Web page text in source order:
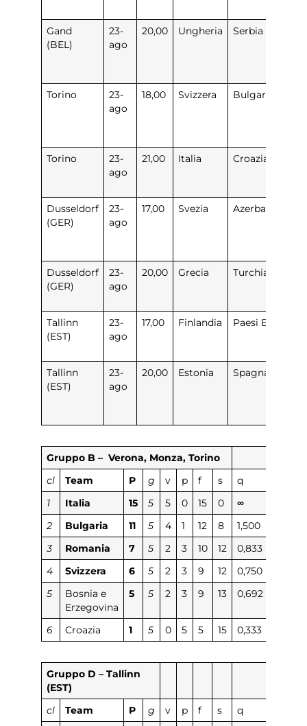
Gand
(BEL)
23-
ago
20,00 Ungheria Serbia
Torino
23-
ago
18,00 Svizzera Bulgaria
Torino
23-
ago
21,00 Italia Croazia
Dusseldorf
(GER)
23-
ago
17,00 Svezia Azerbaigian
Dusseldorf
(GER)
23-
ago
20,00 Grecia Turchia
Tallinn
(EST)
23-
ago
17,00 Finlandia Paesi Bassi
Tallinn
(EST)
23-
ago
20,00 Estonia Spagna
Gruppo B – Verona, Monza, Torino
cl Team P g v p f s q
1 Italia 15 5 5 0 15 0 ∞
2 Bulgaria 11 5 4 1 12 8 1,500
3 Romania 7 5 2 3 10 12 0,833
4 Svizzera 6 5 2 3 9 12 0,750
5
Bosnia e
Erzegovina
5 5 2 3 9 13 0,692
6 Croazia 1 5 0 5 5 15 0,333
Gruppo D – Tallinn
(EST)
cl Team P g v p f s q